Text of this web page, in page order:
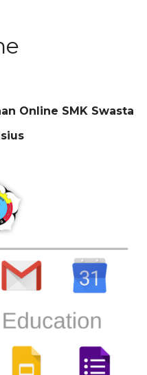
Online SMK Swasta